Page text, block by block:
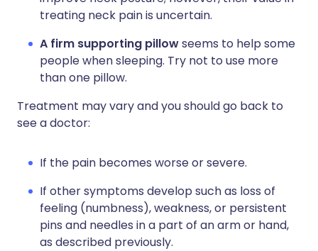
treating neck pain is uncertain.
A firm supporting pillowseems to help some
people when sleeping. Try not to use more
than one pillow.
Treatment may vary and you should go back to
see a doctor:
If the pain becomes worse or severe.
If other symptoms develop such as loss of
feeling (numbness), weakness, or persistent
pins and needles in a part of an arm or hand,
as described previously.